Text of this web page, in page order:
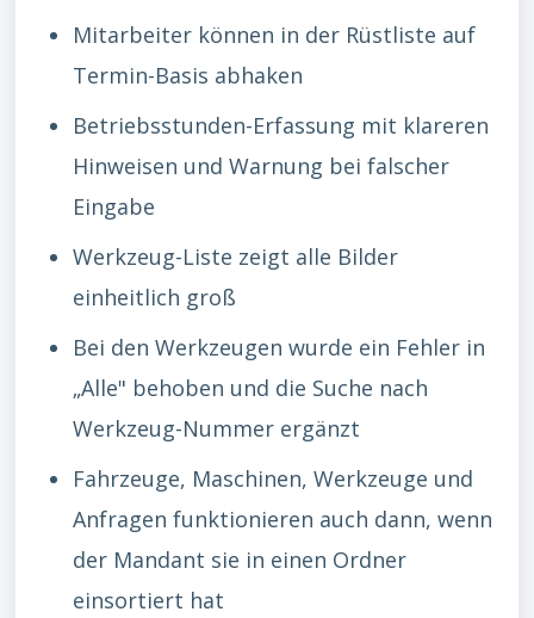
Mitarbeiter können in der Rüstliste auf
Termin-Basis abhaken
Betriebsstunden-Erfassung mit klareren
Hinweisen und Warnung bei falscher
Eingabe
Werkzeug-Liste zeigt alle Bilder
einheitlich groß
Bei den Werkzeugen wurde ein Fehler in
„Alle" behoben und die Suche nach
Werkzeug-Nummer ergänzt
Fahrzeuge, Maschinen, Werkzeuge und
Anfragen funktionieren auch dann, wenn
der Mandant sie in einen Ordner
einsortiert hat